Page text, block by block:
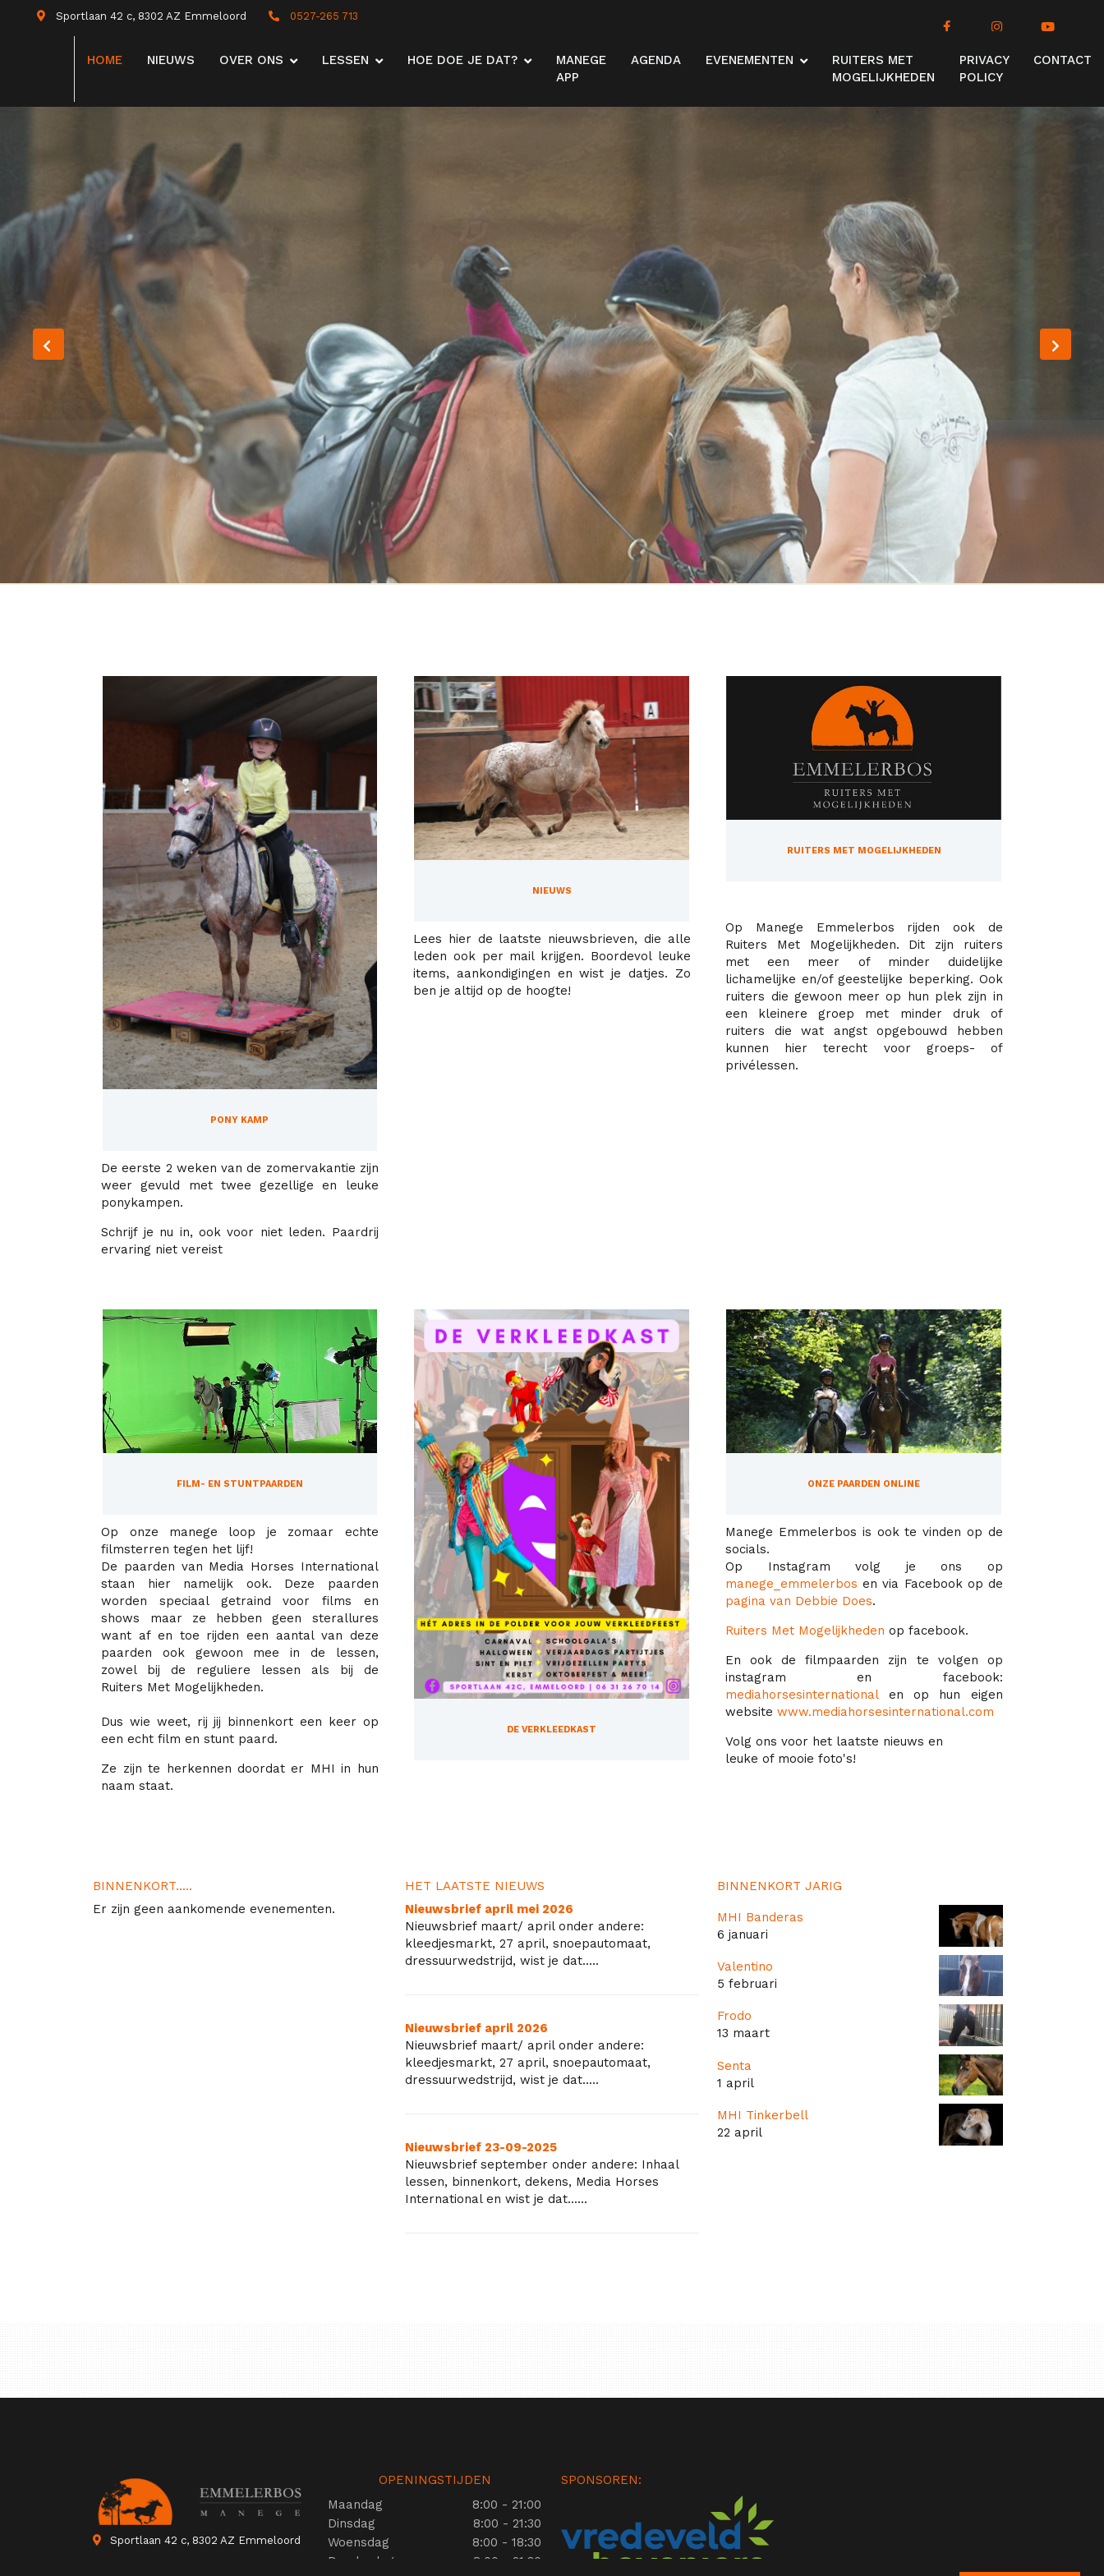
Sportlaan 42 c, 8302 AZ Emmeloord 0527-265 713
HOME NIEUWS OVER ONS LESSEN HOE DOE JE DAT?
MANEGE
APP
AGENDA EVENEMENTEN
RUITERS MET
MOGELIJKHEDEN
PRIVACY
POLICY
CONTACT
PONY KAMP
De eerste 2 weken van de zomervakantie zijn
weer gevuld met twee gezellige en leuke
ponykampen.
Schrijf je nu in, ook voor niet leden. Paardrij
ervaring niet vereist
NIEUWS
Lees hier de laatste nieuwsbrieven, die alle
leden ook per mail krijgen. Boordevol leuke
items, aankondigingen en wist je datjes. Zo
ben je altijd op de hoogte!
RUITERS MET MOGELIJKHEDEN
Op Manege Emmelerbos rijden ook de
Ruiters Met Mogelijkheden. Dit zijn ruiters
met een meer of minder duidelijke
lichamelijke en/of geestelijke beperking. Ook
ruiters die gewoon meer op hun plek zijn in
een kleinere groep met minder druk of
ruiters die wat angst opgebouwd hebben
kunnen hier terecht voor groeps- of
privélessen.
FILM- EN STUNTPAARDEN
Op onze manege loop je zomaar echte
filmsterren tegen het lijf!
De paarden van Media Horses International
staan hier namelijk ook. Deze paarden
worden speciaal getraind voor films en
shows maar ze hebben geen sterallures
want af en toe rijden een aantal van deze
paarden ook gewoon mee in de lessen,
zowel bij de reguliere lessen als bij de
Ruiters Met Mogelijkheden.
Dus wie weet, rij jij binnenkort een keer op
een echt film en stunt paard.
Ze zijn te herkennen doordat er MHI in hun
naam staat.
DE VERKLEEDKAST
ONZE PAARDEN ONLINE
Manege Emmelerbos is ook te vinden op de
socials.
Op Instagram volg je ons op
manege_emmelerbos en via Facebook op de
pagina van Debbie Does.
Ruiters Met Mogelijkheden op facebook.
En ook de filmpaarden zijn te volgen op
instagram en facebook:
mediahorsesinternationalen op hun eigen
websitewww.mediahorsesinternational.com
Volg ons voor het laatste nieuws en
leuke of mooie foto's!
BINNENKORT.....
Er zijn geen aankomende evenementen.
HET LAATSTE NIEUWS
Nieuwsbrief april mei 2026
Nieuwsbrief maart/ april onder andere:
kleedjesmarkt, 27 april, snoepautomaat,
dressuurwedstrijd, wist je dat.....
Nieuwsbrief april 2026
Nieuwsbrief maart/ april onder andere:
kleedjesmarkt, 27 april, snoepautomaat,
dressuurwedstrijd, wist je dat.....
Nieuwsbrief 23-09-2025
Nieuwsbrief september onder andere: Inhaal
lessen, binnenkort, dekens, Media Horses
International en wist je dat......
BINNENKORT JARIG
MHI Banderas
6 januari
Valentino
5 februari
Frodo
13 maart
Senta
1 april
MHI Tinkerbell
22 april
Sportlaan 42 c, 8302 AZ Emmeloord
OPENINGSTIJDEN
Maandag
8:00 - 21:00
Dinsdag
8:00 - 21:30
Woensdag
8:00 - 18:30
Donderdag
8:00 - 21:30
SPONSOREN: